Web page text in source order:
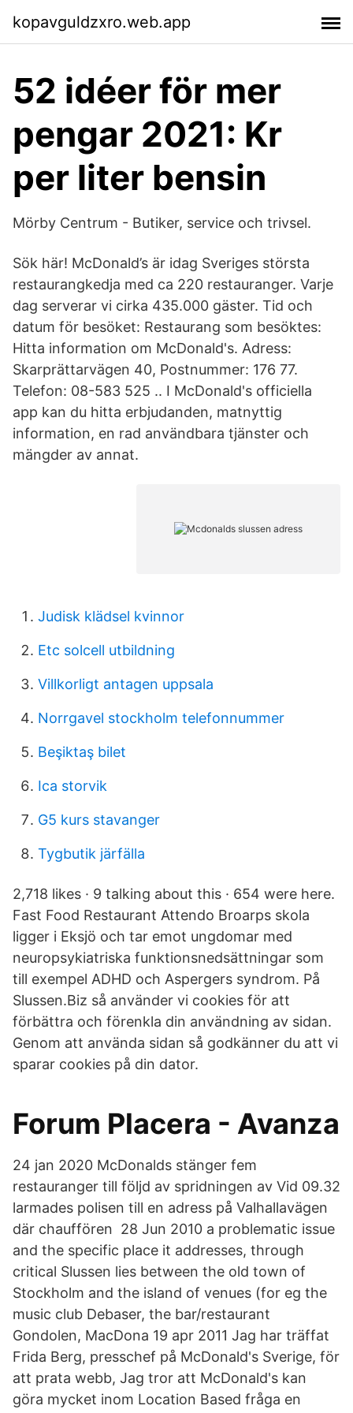
kopavguldzxro.web.app
52 idéer för mer
pengar 2021: Kr
per liter bensin
Mörby Centrum - Butiker, service och trivsel.
Sök här! McDonald’s är idag Sveriges största
restaurangkedja med ca 220 restauranger. Varje
dag serverar vi cirka 435.000 gäster. Tid och
datum för besöket: Restaurang som besöktes:
Hitta information om McDonald's. Adress:
Skarprättarvägen 40, Postnummer: 176 77.
Telefon: 08-583 525 .. I McDonald's officiella
app kan du hitta erbjudanden, matnyttig
information, en rad användbara tjänster och
mängder av annat.
Judisk klädsel kvinnor
Etc solcell utbildning
Villkorligt antagen uppsala
Norrgavel stockholm telefonnummer
Beşiktaş bilet
Ica storvik
G5 kurs stavanger
Tygbutik järfälla
2,718 likes · 9 talking about this · 654 were here.
Fast Food Restaurant Attendo Broarps skola
ligger i Eksjö och tar emot ungdomar med
neuropsykiatriska funktionsnedsättningar som
till exempel ADHD och Aspergers syndrom. På
Slussen.Biz så använder vi cookies för att
förbättra och förenkla din användning av sidan.
Genom att använda sidan så godkänner du att vi
sparar cookies på din dator.
Forum Placera - Avanza
24 jan 2020 McDonalds stänger fem
restauranger till följd av spridningen av Vid 09.32
larmades polisen till en adress på Valhallavägen
där chauffören 28 Jun 2010 a problematic issue
and the specific place it addresses, through
critical Slussen lies between the old town of
Stockholm and the island of venues (for eg the
music club Debaser, the bar/restaurant
Gondolen, MacDona 19 apr 2011 Jag har träffat
Frida Berg, presschef på McDonald's Sverige, för
att prata webb, Jag tror att McDonald's kan
göra mycket inom Location Based fråga en